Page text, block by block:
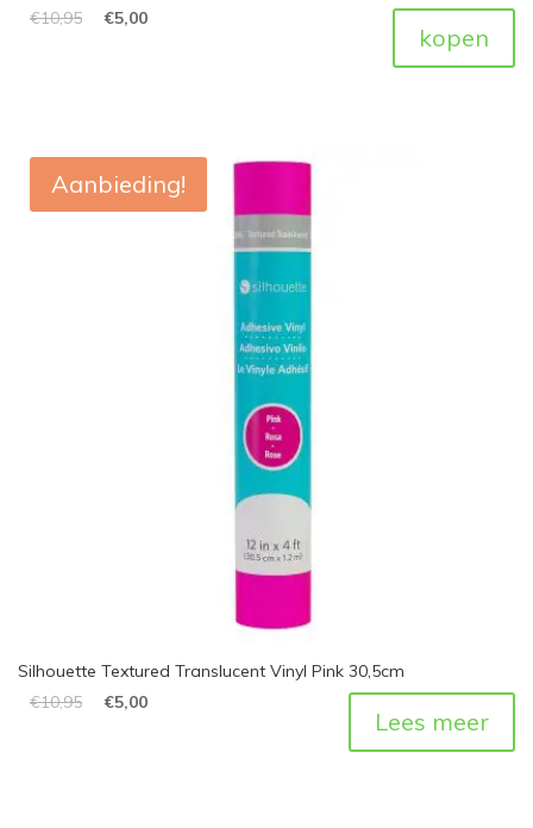
€10,95 €5,00
kopen
Aanbieding!
Silhouette Textured Translucent Vinyl Pink 30,5cm
€10,95 €5,00
Lees meer